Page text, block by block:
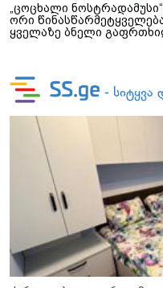
„ცოცხალი
ორი
ყველაზე ბნელი